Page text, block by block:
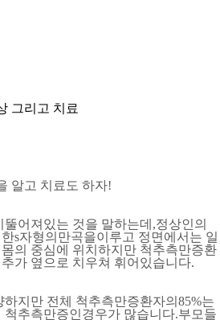
그리고 치료
알고 치료도 하자!
어져있는 것을 말하는데,정상인의
s자형의만곡을이루고 정면에서는 일
의 중심에 위치하지만 척추측만증환
가 옆으로 치우쳐 휘어있습니다.
지만 전체 척추측만증환자의85%는
척추측만증인경우가 많습니다.부모들